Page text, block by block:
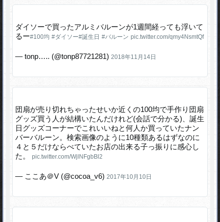
ダイソーで買ったアルミバルーンが1週間経っても浮いて
るー#100均 #ダイソー#誕生日 #バルーン pic.twitter.com/qmy4NsmtQf
— tonp….. (@tonp87721281) 2018年11月14日
団扇が売り切れちゃったせいか近くの100均で手作り団扇
グッズ買う人が結構いたんだけれど(会話で分かる)、誕生
日グッズコーナーでこれいいねと何人か買っていたナン
バーバルーン。検索画像のように10種類あるはずなのに
４と５だけならべていたお店の出来る子っ振りに感心し
た。pic.twitter.com/WjlNFgbBl2
— ここあ＠V (@cocoa_v6) 2017年10月10日